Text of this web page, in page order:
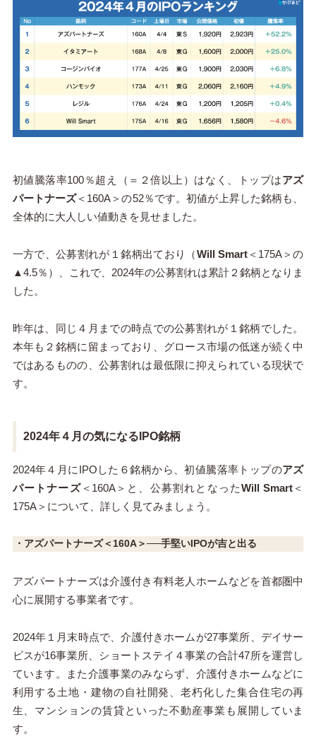
初値騰落率100％超え（＝２倍以上）はなく、トップはアズ
パートナーズ＜160A＞の52％です。初値が上昇した銘柄も、
全体的に大人しい値動きを見せました。
一方で、公募割れが１銘柄出ており（Will Smart ＜175A＞の
▲4.5％）、これで、2024年の公募割れは累計２銘柄となりま
した。
昨年は、同じ４月までの時点での公募割れが１銘柄でした。
本年も２銘柄に留まっており、グロース市場の低迷が続く中
ではあるものの、公募割れは最低限に抑えられている現状で
す。
2024年４月の気になるIPO銘柄
2024年４月にIPOした６銘柄から、初値騰落率トップのアズ
パートナーズ＜160A＞と、公募割れとなったWill Smart ＜
175A＞について、詳しく見てみましょう。
・アズパートナーズ＜160A＞──手堅いIPOが吉と出る
アズパートナーズは介護付き有料老人ホームなどを首都圏中
心に展開する事業者です。
2024年１月末時点で、介護付きホームが27事業所、デイサー
ビスが16事業所、ショートステイ４事業の合計47所を運営し
ています。また介護事業のみならず、介護付きホームなどに
利用する土地・建物の自社開発、老朽化した集合住宅の再
生、マンションの賃貸といった不動産事業も展開していま
す。